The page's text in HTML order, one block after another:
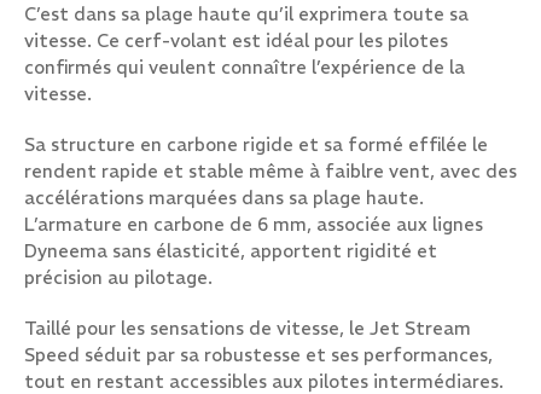
C’est dans sa plage haute qu’il exprimera toute sa
vitesse. Ce cerf-volant est idéal pour les pilotes
confirmés qui veulent connaître l’expérience de la
vitesse.
Sa structure en carbone rigide et sa formé effilée le
rendent rapide et stable même à faiblre vent, avec des
accélérations marquées dans sa plage haute.
L’armature en carbone de 6 mm, associée aux lignes
Dyneema sans élasticité, apportent rigidité et
précision au pilotage.
Taillé pour les sensations de vitesse, le Jet Stream
Speed séduit par sa robustesse et ses performances,
tout en restant accessibles aux pilotes intermédiares.